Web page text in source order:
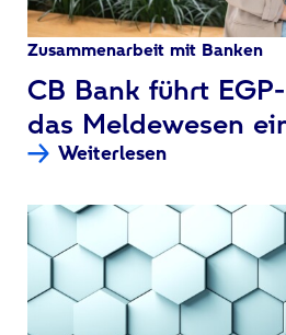
Zusammenarbeit mit Banken
:
CB Bank führt
das Meldewesen
Weiterlesen